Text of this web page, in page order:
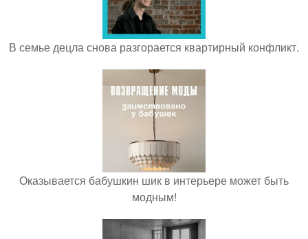
В семье децла снова разгорается квартирный конфликт.
Оказывается бабушкин шик в интерьере может быть
модным!